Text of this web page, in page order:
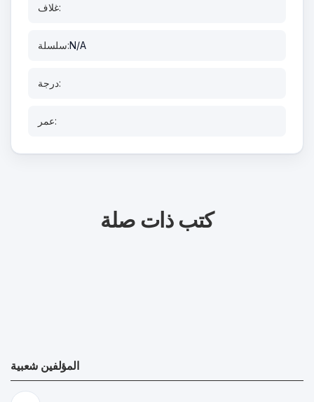
غلاف:
سلسلة:N/A
درجة:
عمر:
كتب ذات صلة
المؤلفين شعبية